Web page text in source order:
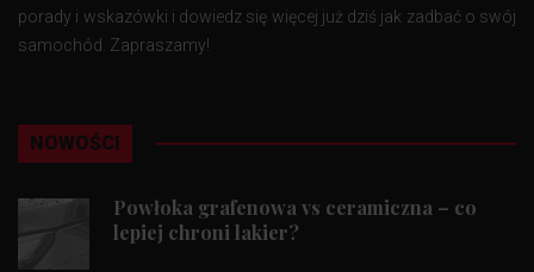
porady i wskazówki i dowiedz się więcej już dziś jak zadbać o swój
samochód. Zapraszamy!
NOWOŚCI
Powłoka grafenowa vs ceramiczna – co
lepiej chroni lakier?